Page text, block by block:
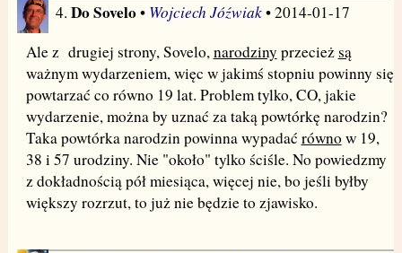
4. Do Sovelo• Wojciech Jóźwiak• 2014-01-17
Ale z drugiej strony, Sovelo,narodziny przecieżsą
ważnym wydarzeniem, więc w jakimś stopniu powinny się
powtarzać co równo 19 lat. Problem tylko, CO, jakie
wydarzenie, można by uznać za taką powtórkę narodzin?
Taka powtórka narodzin powinna wypadać równo w 19,
38 i 57 urodziny. Nie "około" tylko ściśle. No powiedzmy
z dokładnością pół miesiąca, więcej nie, bo jeśli byłby
większy rozrzut, to już nie będzie to zjawisko.